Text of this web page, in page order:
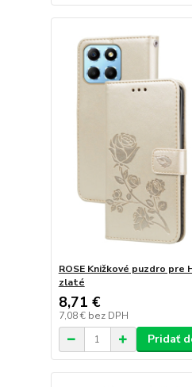
ROSE Knižkové puzdro pre
zlaté
8,71 €
7,08 € bez DPH
Pridať